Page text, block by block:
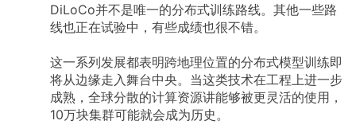
DiLoCo并不是唯一的分布式训练路线。其他一些路
线也正在试验中，有些成绩也很不错。
这一系列发展都表明跨地理位置的分布式模型训练即
将从边缘走入舞台中央。当这类技术在工程上进一步
成熟，全球分散的计算资源讲能够被更灵活的使用，
10万块集群可能就会成为历史。